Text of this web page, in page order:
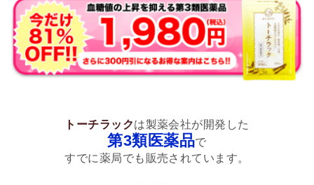
トーチラックは製薬会社が開発した
第3類医薬品で
すでに薬局でも販売されています。